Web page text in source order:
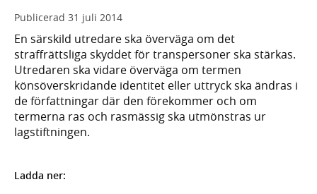
Publicerad 31 juli 2014
En särskild utredare ska överväga om det
straffrättsliga skyddet för transpersoner ska stärkas.
Utredaren ska vidare överväga om termen
könsöverskridande identitet eller uttryck ska ändras i
de författningar där den förekommer och om
termerna ras och rasmässig ska utmönstras ur
lagstiftningen.
Ladda ner: